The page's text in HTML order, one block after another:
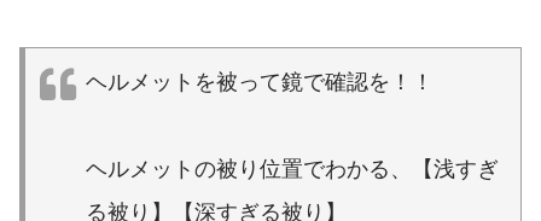
ヘルメットを被って鏡で確認を！！
ヘルメットの被り位置でわかる、【浅すぎ
る被り】【深すぎる被り】